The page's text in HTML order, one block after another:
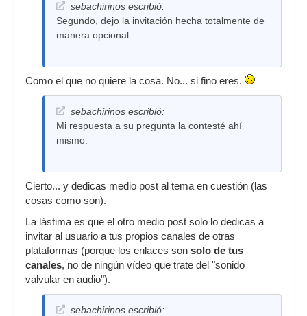
sebachirinos escribió:
Segundo, dejo la invitación hecha totalmente de
manera opcional.
Como el que no quiere la cosa. No... si fino eres.
sebachirinos escribió:
Mi respuesta a su pregunta la contesté ahí
mismo.
Cierto... y dedicas medio post al tema en cuestión (las
cosas como son).
La lástima es que el otro medio post solo lo dedicas a
invitar al usuario a tus propios canales de otras
plataformas (porque los enlaces son solo de tus
canales, no de ningún vídeo que trate del "sonido
valvular en audio").
sebachirinos escribió: